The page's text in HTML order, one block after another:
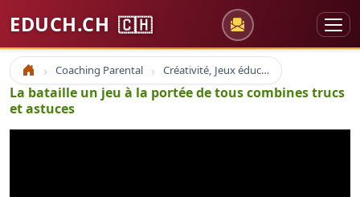
EDUCH.CH 🇨🇭
Accueil Coaching Parental Créativité, Jeux éducatif, Echec
La bataille un jeu à la portée de tous combines trucs
et astuces